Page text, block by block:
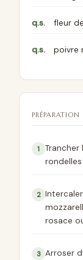
q.s. fleur
q.s. poivre
PRÉPARATION
rondelles
rosace
Arroser